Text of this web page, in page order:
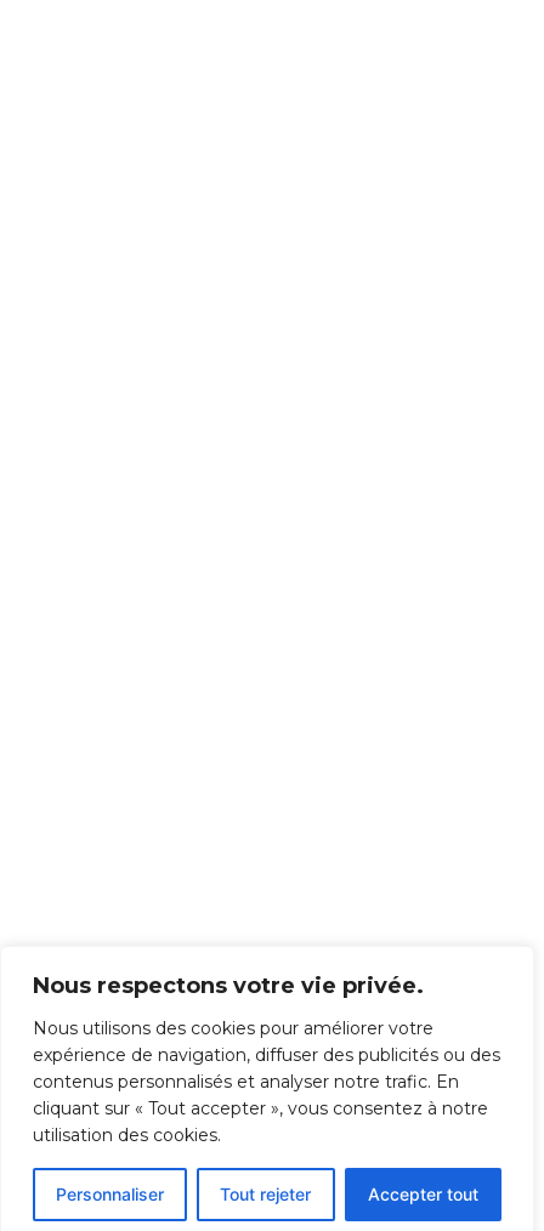
Nous respectons votre vie privée.
Nous utilisons des cookies pour améliorer votre
expérience de navigation, diffuser des publicités ou des
contenus personnalisés et analyser notre trafic. En
cliquant sur « Tout accepter », vous consentez à notre
utilisation des cookies.
Personnaliser Tout rejeter Accepter tout